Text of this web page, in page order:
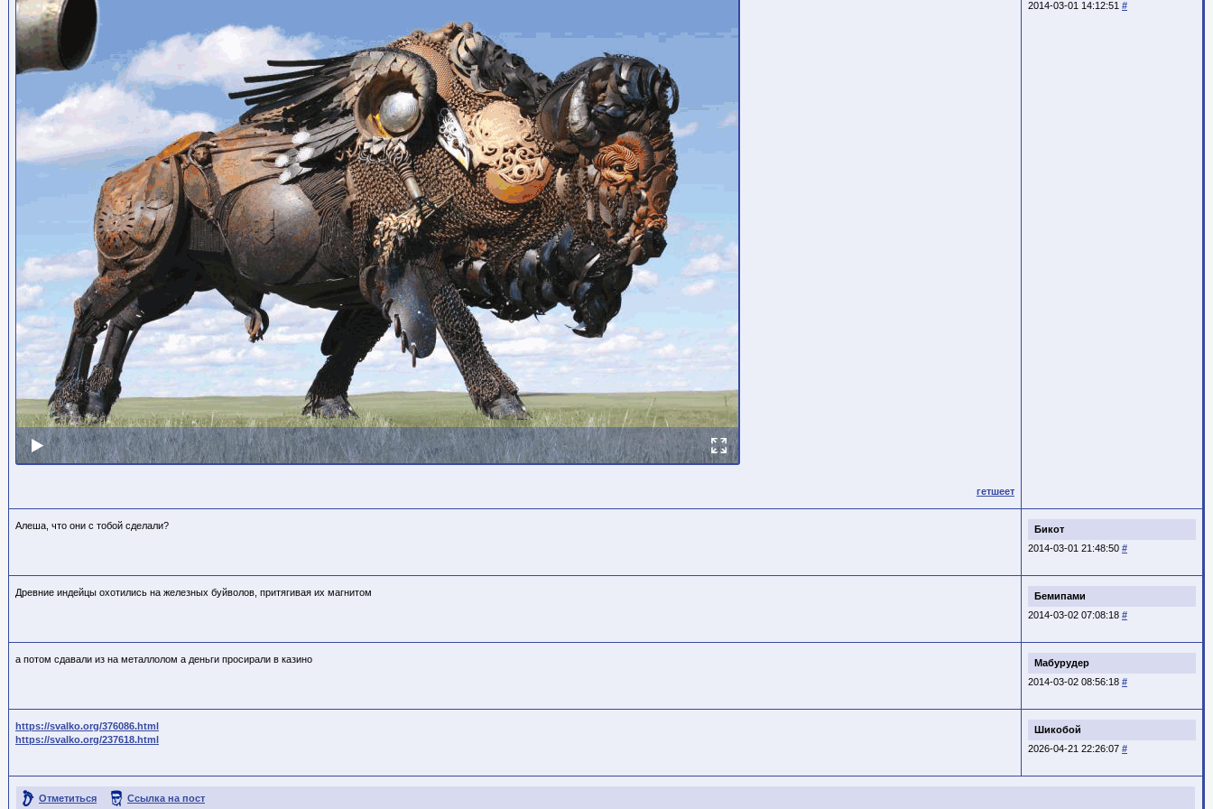
2014-03-01 14:12:51 #
гетшеет
Бикот
2014-03-01 21:48:50 #
Алеша, что они с тобой сделали?
Бемипами
2014-03-02 07:08:18 #
Древние индейцы охотились на железных буйволов, притягивая их магнитом
Мабурудер
2014-03-02 08:56:18 #
а потом сдавали из на металлолом а деньги просирали в казино
Шикобой
2026-04-21 22:26:07 #
https://svalko.org/376086.html
https://svalko.org/237618.html
Отметиться Ссылка на пост